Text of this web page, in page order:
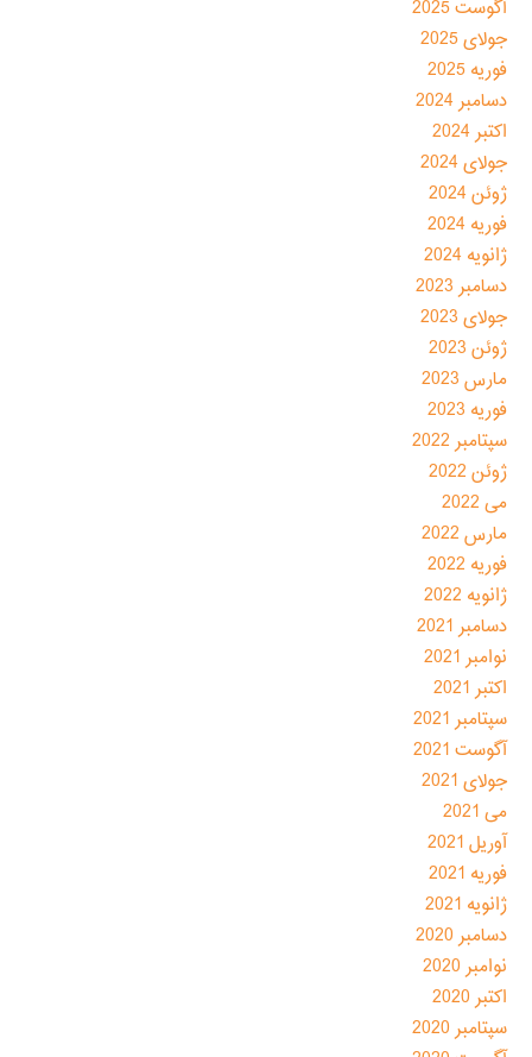
آگوست 2025
جولای 2025
فوریه 2025
دسامبر 2024
اکتبر 2024
جولای 2024
ژوئن 2024
فوریه 2024
ژانویه 2024
دسامبر 2023
جولای 2023
ژوئن 2023
مارس 2023
فوریه 2023
سپتامبر 2022
ژوئن 2022
می 2022
مارس 2022
فوریه 2022
ژانویه 2022
دسامبر 2021
نوامبر 2021
اکتبر 2021
سپتامبر 2021
آگوست 2021
جولای 2021
می 2021
آوریل 2021
فوریه 2021
ژانویه 2021
دسامبر 2020
نوامبر 2020
اکتبر 2020
سپتامبر 2020